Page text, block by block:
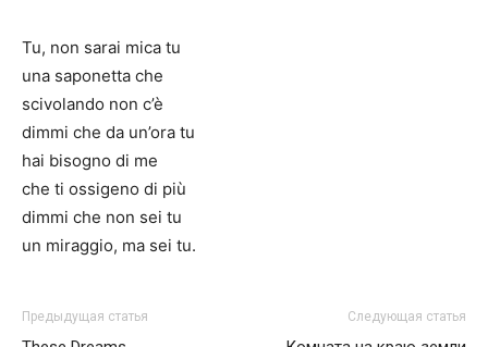
Tu, non sarai mica tu
una saponetta che
scivolando non c’è
dimmi che da un’ora tu
hai bisogno di me
che ti ossigeno di più
dimmi che non sei tu
un miraggio, ma sei tu.
Предыдущая статья Следующая статья